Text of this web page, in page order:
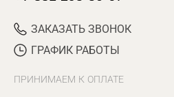
ЗАКАЗАТЬ ЗВОНОК
ГРАФИК РАБОТЫ
ПРИНИМАЕМ К ОПЛАТЕ